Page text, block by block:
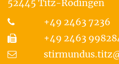
52445 Titz-Rödingen
+49 2463 7236
+49 2463